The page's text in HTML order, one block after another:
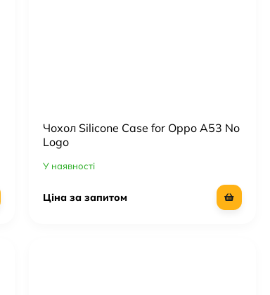
Чохол Silicone Case for Oppo A53 No
Logo
У наявності
Ціна за запитом